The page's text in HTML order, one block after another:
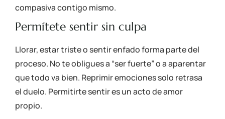
compasiva contigo mismo.
Permítete sentir sin culpa
Llorar, estar triste o sentir enfado forma parte del
proceso. No te obligues a “ser fuerte” o a aparentar
que todo va bien. Reprimir emociones solo retrasa
el duelo. Permitirte sentir es un acto de amor
propio.